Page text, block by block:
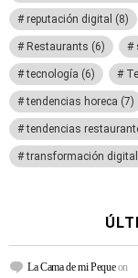
reputación digital (8)
Restaurants (6)
tecnología (6)
tendencias horeca (7)
tendencias
transformación digital
La Cama de mi Pequeon